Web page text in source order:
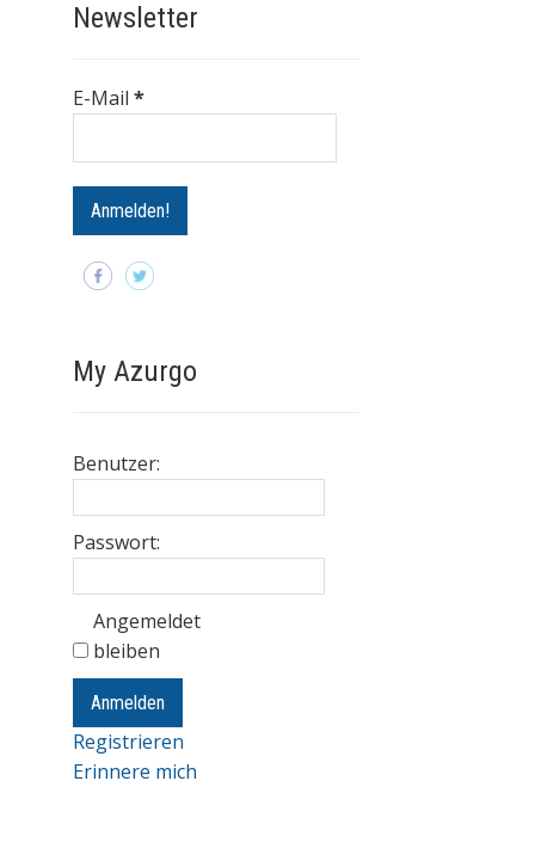
Newsletter
E-Mail*
My Azurgo
Benutzer:
Passwort:
Angemeldet
bleiben
Anmelden
Registrieren
Erinnere mich